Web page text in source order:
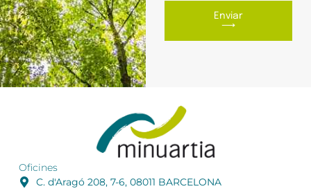
Enviar
⟶
Oficines
C. d'Aragó 208, 7-6, 08011 BARCELONA